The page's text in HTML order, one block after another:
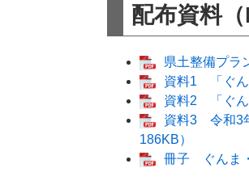
配布資料
県土整備プラ
資料1 「ぐん
資料2 「ぐん
資料3 令和3
186KB）
冊子 ぐんま